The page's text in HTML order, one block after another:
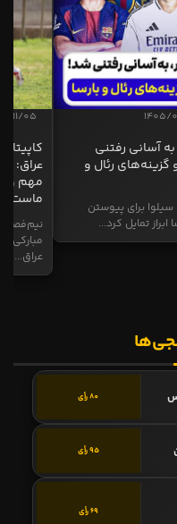
1405/
به آسانی رفتنی
رئال و
سیلوا برای پیوستن
ابراز تمایل کرد...
11/05
عراق:
مهم و
ماست
نیم‌فصل
مبارکی
عراق...
80 رأی
95 رأی
69 رأی